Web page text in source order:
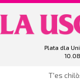
Plata dla
T'es chilò: